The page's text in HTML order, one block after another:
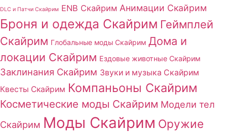
DLC и Патчи Скайрим ENB Скайрим Анимации Скайрим
Броня и одежда Скайрим Геймплей
Скайрим Глобальные моды Скайрим Дома и
локации Скайрим Ездовые животные Скайрим
Заклинания Скайрим Звуки и музыка Скайрим
Квесты Скайрим Компаньоны Скайрим
Косметические моды Скайрим Модели тел
Скайрим Моды Скайрим Оружие